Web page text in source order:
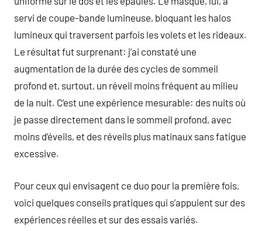
servi de coupe-bande lumineuse, bloquant les halos
lumineux qui traversent parfois les volets et les rideaux.
Le résultat fut surprenant: j’ai constaté une
augmentation de la durée des cycles de sommeil
profond et, surtout, un réveil moins fréquent au milieu
de la nuit. C’est une expérience mesurable: des nuits où
je passe directement dans le sommeil profond, avec
moins d’éveils, et des réveils plus matinaux sans fatigue
excessive.
Pour ceux qui envisagent ce duo pour la première fois,
voici quelques conseils pratiques qui s’appuient sur des
expériences réelles et sur des essais variés.